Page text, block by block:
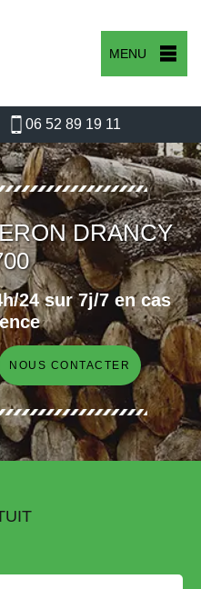
MENU
06 52 89 19 11
DRANCY
24 sur 7j/7 en cas
NOUS CONTACTER